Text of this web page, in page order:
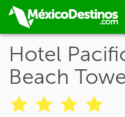
Hotel
Beach